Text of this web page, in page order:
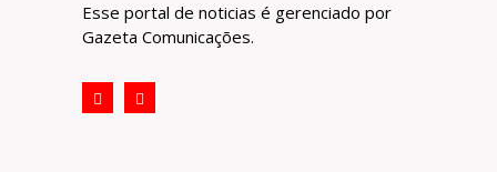
Esse portal de noticias é gerenciado por
Gazeta Comunicações.